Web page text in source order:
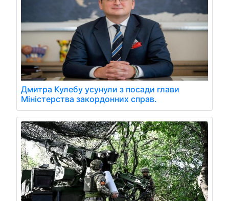
Дмитра Кулебу усунули з посади глави
Міністерства закордонних справ.